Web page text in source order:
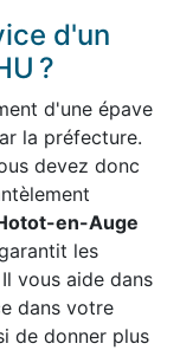
d'un
?
d'une épave
la préfecture.
devez donc
en-Auge
les
vous aide dans
dans votre
de donner plus